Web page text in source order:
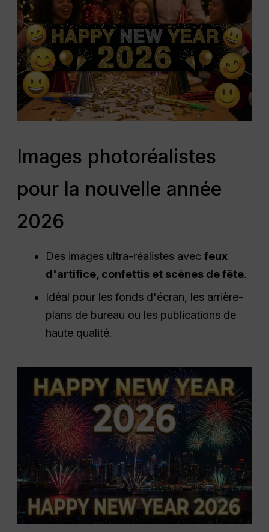
Images photoréalistes
pour la nouvelle année
2026
Des images ultra-réalistes avecfeux
d'artifice, confettis et scènes de fête.
Idéal pour les fonds d'écran, les arrière-
plans de bureau ou les publications de
haute qualité.